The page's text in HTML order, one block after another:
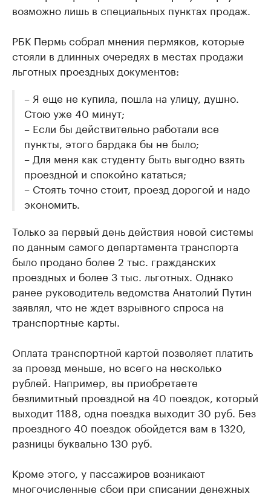
возможно лишь в специальных пунктах продаж.
РБК Пермь собрал мнения пермяков, которые
стояли в длинных очередях в местах продажи
льготных проездных документов:
– Я еще не купила, пошла на улицу, душно.
Стою уже 40 минут;
– Если бы действительно работали все
пункты, этого бардака бы не было;
– Для меня как студенту быть выгодно взять
проездной и спокойно кататься;
– Стоять точно стоит, проезд дорогой и надо
экономить.
Только за первый день действия новой системы
по данным самого департамента транспорта
было продано более 2 тыс. гражданских
проездных и более 3 тыс. льготных. Однако
ранее руководитель ведомства Анатолий Путин
заявлял, что не ждет взрывного спроса на
транспортные карты.
Оплата транспортной картой позволяет платить
за проезд меньше, но всего на несколько
рублей. Например, вы приобретаете
безлимитный проездной на 40 поездок, который
выходит 1188, одна поездка выходит 30 руб. Без
проездного 40 поездок обойдется вам в 1320,
разницы буквально 130 руб.
Кроме этого, у пассажиров возникают
многочисленные сбои при списании денежных